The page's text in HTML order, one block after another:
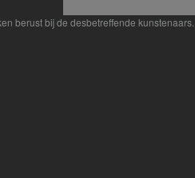
berust bij de desbetreffende